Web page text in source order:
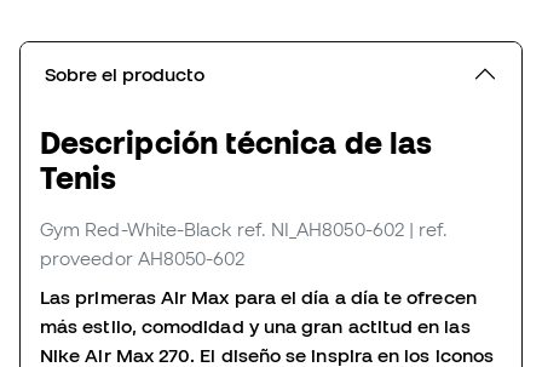
Sobre el producto
Descripción técnica de las
Tenis
Gym Red-White-Black ref. NI_AH8050-602 | ref.
proveedor AH8050-602
Las primeras Air Max para el día a día te ofrecen
más estilo, comodidad y una gran actitud en las
Nike Air Max 270. El diseño se inspira en los iconos